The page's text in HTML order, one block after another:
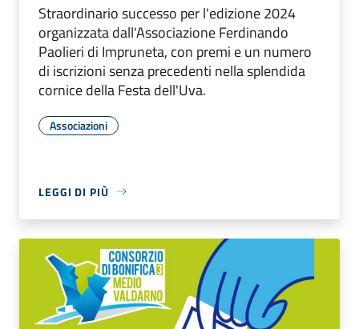
Straordinario successo per l'edizione 2024
organizzata dall'Associazione Ferdinando
Paolieri di Impruneta, con premi e un numero
di iscrizioni senza precedenti nella splendida
cornice della Festa dell'Uva.
Associazioni
LEGGI DI PIÙ